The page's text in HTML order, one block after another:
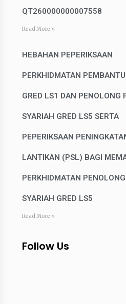
QT260000000007558
Read More »
HEBAHAN PEPERIKSAAN
PERKHIDMATAN
GRED LS1 DAN PENOLONG
SYARIAH GRED LS5 SERTA
PEPERIKSAAN
LANTIKAN (PSL) BAGI
PERKHIDMATAN PENOLONG
SYARIAH GRED LS5
Read More »
Follow Us